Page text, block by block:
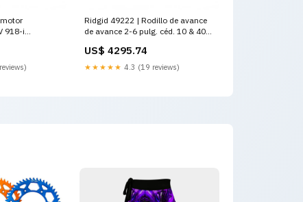
918-i
Ridgid 49222 | Rodillo de avance
de avance 2-6 pulg. céd. 10 & 40
Prensa
US$ 4295.74
★★★★★ 4.3 (19 reviews)